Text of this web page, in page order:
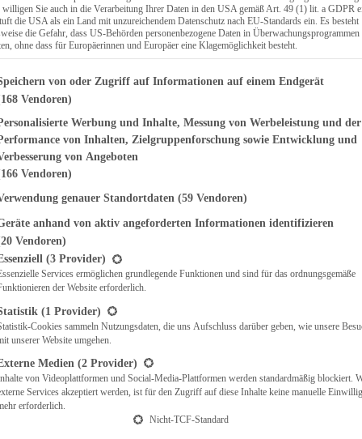
Suche
mit
willigen Sie auch in die Verarbeitung Ihrer Daten in den USA gemäß Art. 49 (1) lit. a GDPR
die USA als ein Land mit unzureichendem Datenschutz nach EU-Standards ein. Es besteht
die Gefahr, dass US-Behörden personenbezogene Daten in Überwachungsprogrammen
ohne dass für Europäerinnen und Europäer eine Klagemöglichkeit besteht.
finden Sie eine Liste der Zwecke des IAB Transparency and
von oder Zugriff auf Informationen auf einem Endgerät
Vendoren)
Werbung und Inhalte, Messung von Werbeleistung und der
von Inhalten, Zielgruppenforschung sowie Entwicklung und
von Angeboten
Vendoren)
genauer Standortdaten (59 Vendoren)
anhand von aktiv angeforderten Informationen identifizieren
Vendoren)
eine Liste der Service-Gruppen, für die eine Einwilligung erteilt werden
(3 Provider)
Services ermöglichen grundlegende Funktionen und sind für das ordnungsgemäße
der Website erforderlich.
(1 Provider)
Cookies sammeln Nutzungsdaten, die uns Aufschluss darüber geben, wie unsere
unserer Website umgehen.
Medien (2 Provider)
von Videoplattformen und Social-Media-Plattformen werden standardmäßig blockiert.
Services akzeptiert werden, ist für den Zugriff auf diese Inhalte keine manuelle
erforderlich.
Nicht-TCF-Standard